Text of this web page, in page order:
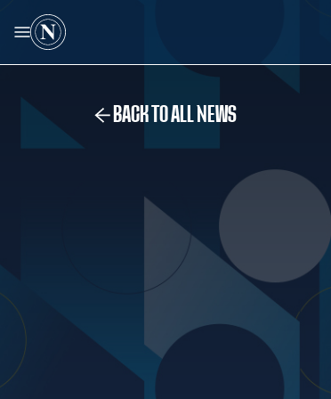
BACK TO ALL NEWS